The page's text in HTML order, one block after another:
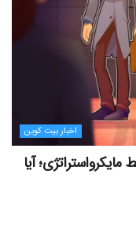
اخبار بیت کوین
مایکرواستراتژی؛ آیا